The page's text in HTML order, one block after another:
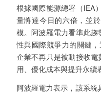
根據國際能源總署（IEA
量將達今日的六倍，並
模。阿波羅電力看準此
性與國際競爭力的關鍵
企業不再只是被動接收
用、優化成本與提升永續
阿波羅電力表示，該系